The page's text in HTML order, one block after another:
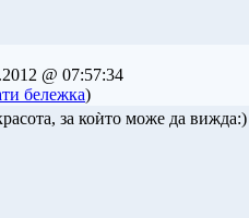
@ 07:57:34
бележка)
за коѝто може да вижда:)